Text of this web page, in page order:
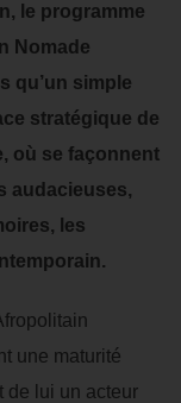
le programme
Nomade
qu’un simple
stratégique de
où se façonnent
audacieuses,
les
une maturité
de lui un acteur